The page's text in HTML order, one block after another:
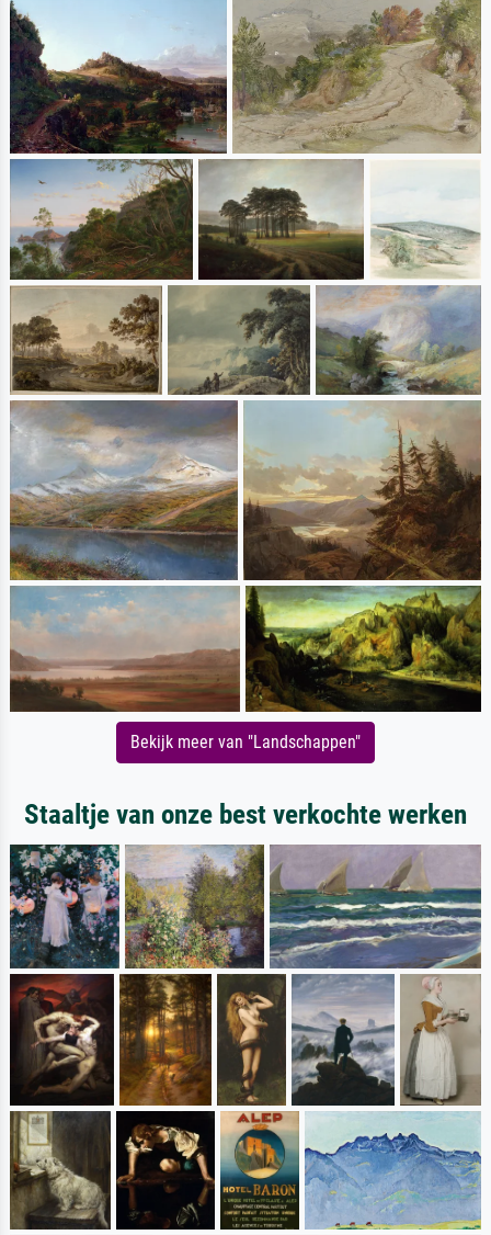
Bekijk meer van "Landschappen"
Staaltje van onze best verkochte werken